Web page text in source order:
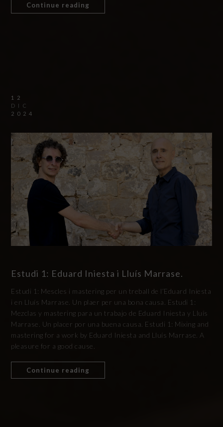
Continue reading
12
DIC
2024
Estudi 1: Eduard Iniesta i Lluís Marrase.
Estudi 1: Mescles i mastering per un treball de l’Eduard Iniesta
i en Lluís Marrase. Un plaer per una bona causa. Estudi 1:
Mezclas y mastering para un trabajo de Eduard Iniesta y Lluís
Marrase. Un placer por una buena causa. Estudi 1: Mixing and
mastering for a work by Eduard Iniesta and Lluís Marrase. A
pleasure for a good cause.
Continue reading